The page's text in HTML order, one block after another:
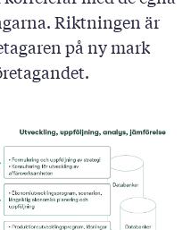
Riktningen är
på ny mark